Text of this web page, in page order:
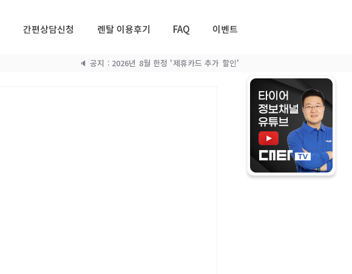
간편상담신청 렌탈 이용후기 FAQ 이벤트
🔈 공지 : 2026년 8월 한정 '제휴카드 추가 할인'